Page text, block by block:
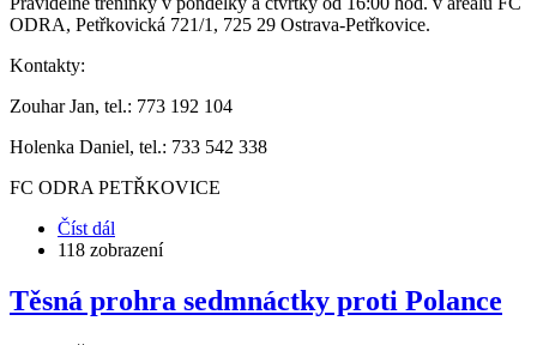
ODRA, Petřkovická 721/1, 725 29 Ostrava-Petřkovice.
Kontakty:
Zouhar Jan, tel.: 773 192 104
Holenka Daniel, tel.: 733 542 338
FC ODRA PETŘKOVICE
Číst dál
Nábor
fotbalové
školičky
118 zobrazení
Těsná prohra sedmnáctky proti Polance